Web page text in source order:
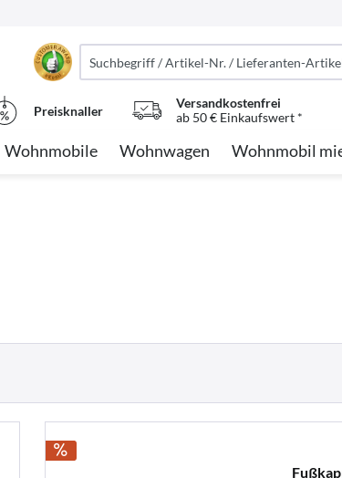
Preisknaller
Versandkostenfrei
ab 50 € Einkaufswert *
Wohnmobile Wohnwagen Wohnmobil